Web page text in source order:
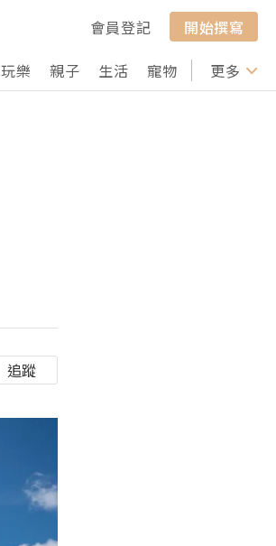
會員登記
開始撰寫
玩樂 親子 生活 寵物 行山 打卡
更多
追蹤